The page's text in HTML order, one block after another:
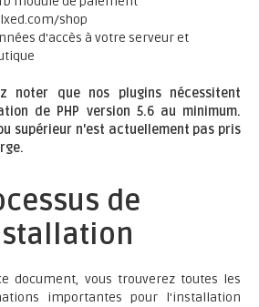
shop
d'accès à votre serveur et
noter que nos plugins nécessitent
de PHP version 5.6 au minimum.
ou supérieur n'est actuellement pas pris
de
document, vous trouverez toutes les
importantes pour l'installation